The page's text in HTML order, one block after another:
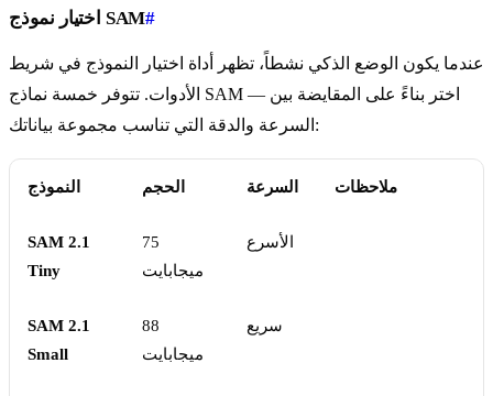
اختيار نموذج SAM#
عندما يكون الوضع الذكي نشطاً، تظهر أداة اختيار النموذج في شريط
الأدوات. تتوفر خمسة نماذج SAM — اختر بناءً على المقايضة بين
السرعة والدقة التي تناسب مجموعة بياناتك:
النموذج الحجم السرعة ملاحظات
SAM 2.1
Tiny
75
ميجابايت
الأسرع
SAM 2.1
Small
88
ميجابايت
سريع